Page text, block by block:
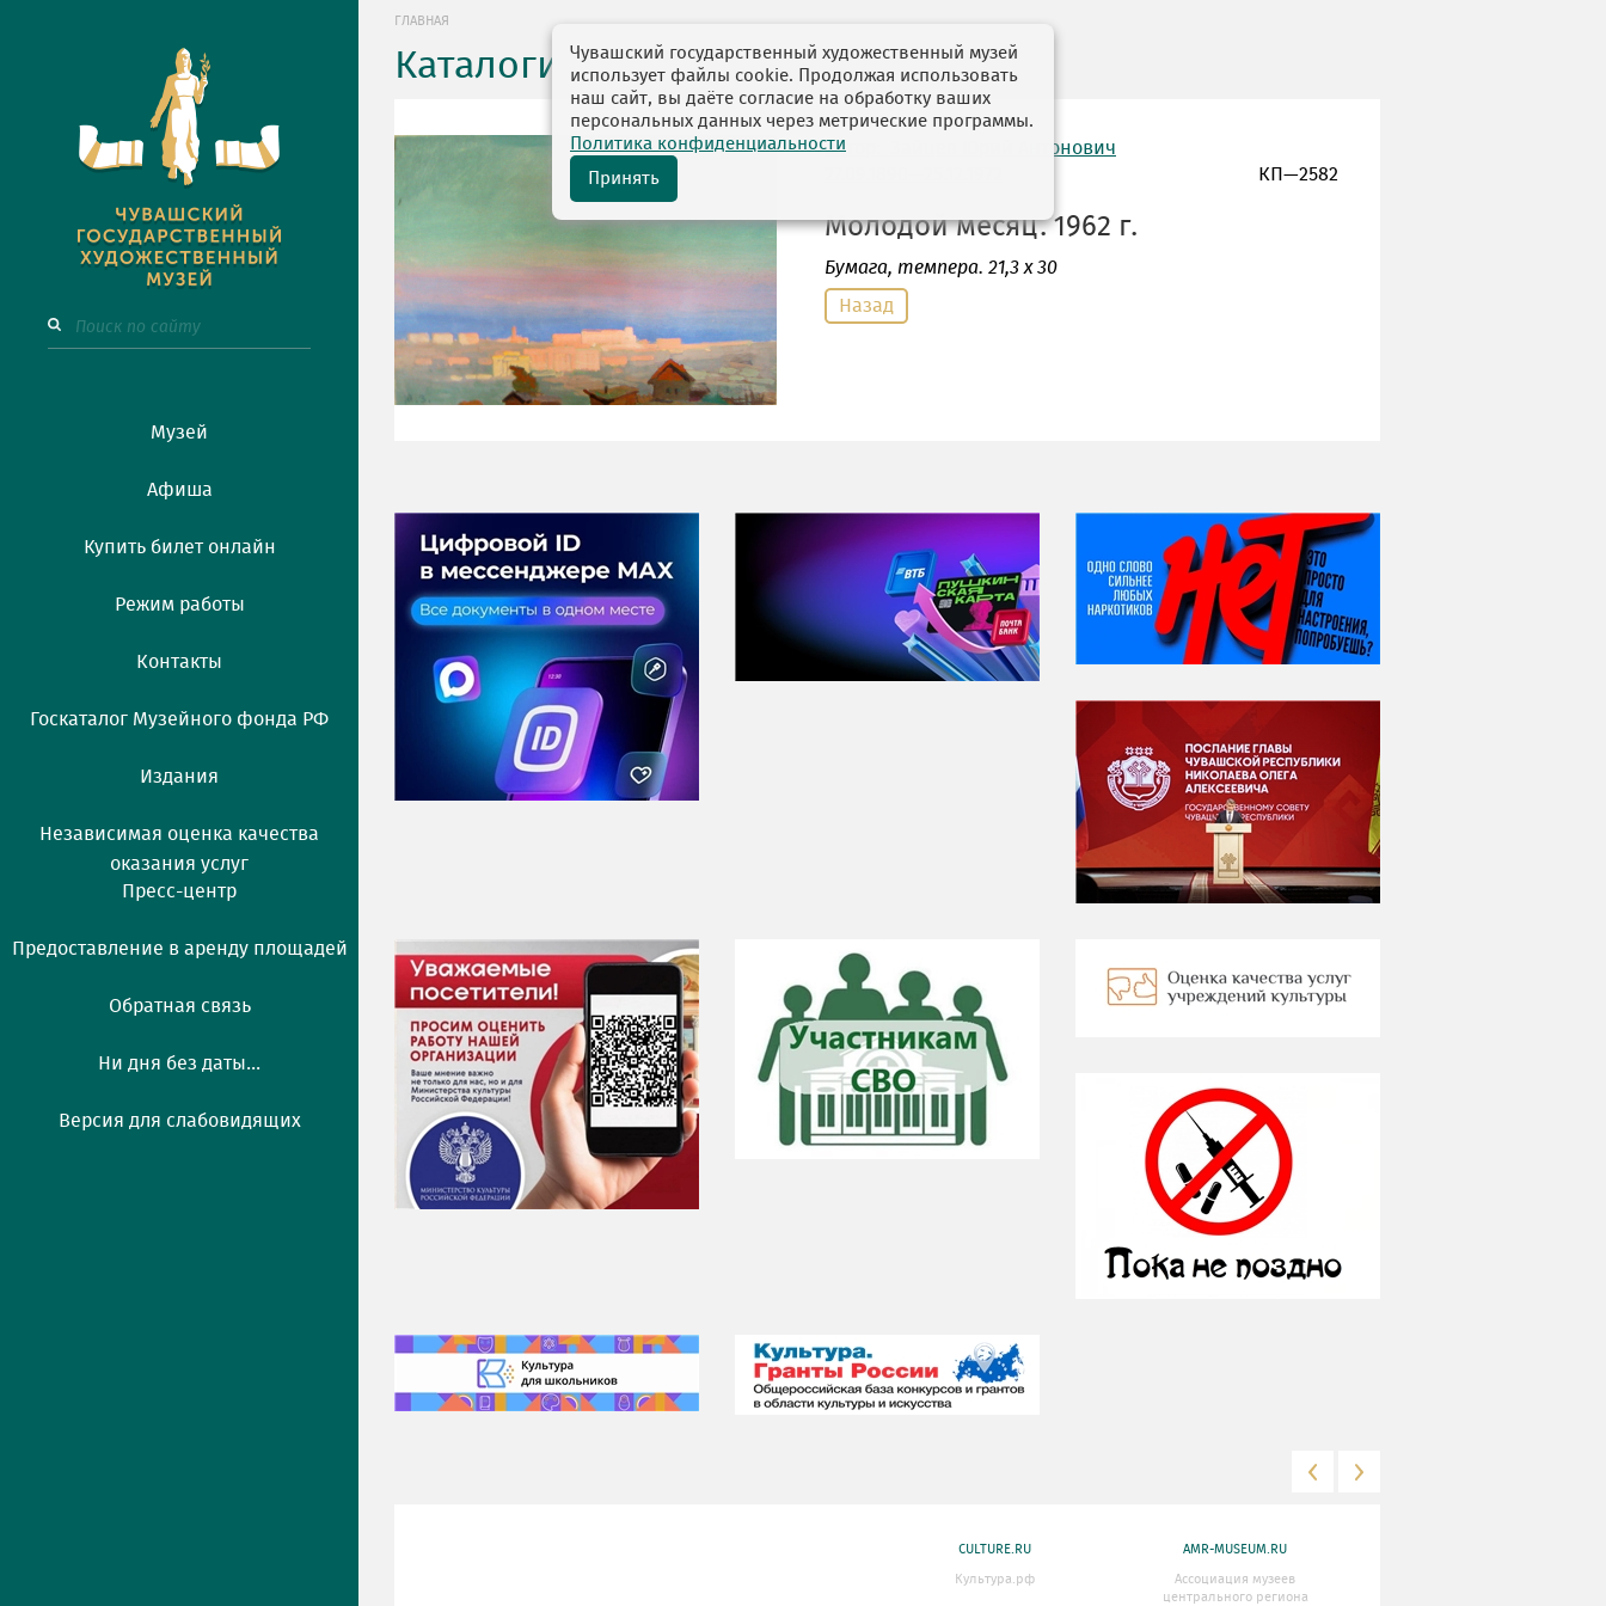
Музей
Афиша
Купить билет онлайн
Режим работы
Контакты
Госкаталог Музейного фонда РФ
Издания
Независимая оценка качества
оказания услуг
Пресс-центр
Предоставление в аренду площадей
Обратная связь
Ни дня без даты...
Версия для слабовидящих
ГЛАВНАЯ
Каталоги выставок
автор: Зайцев Юрий Антонович
КП—2582
Молодой месяц. 1962 г.
Бумага, темпера. 21,3 х 30
Назад
НИ ДНЯ БЕЗ ДАТЫ...
07 августа
Я встретил вас – и
всё былое...
CULTURE.RU
Культура.рф
AMR-MUSEUM.RU
Ассоциация музеев
центрального региона
Чувашский государственный художественный музей
использует файлы cookie. Продолжая использовать
наш сайт, вы даёте согласие на обработку ваших
персональных данных через метрические программы.
Политика конфиденциальности
Принять